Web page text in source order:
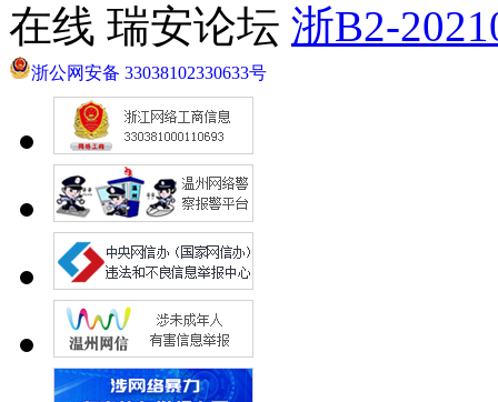
在线 瑞安论坛 浙B2-
浙公网安备 33038102330633号